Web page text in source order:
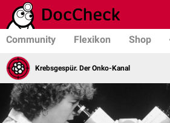
Community Flexikon Shop
Krebsgespür. Der Onko-Kanal